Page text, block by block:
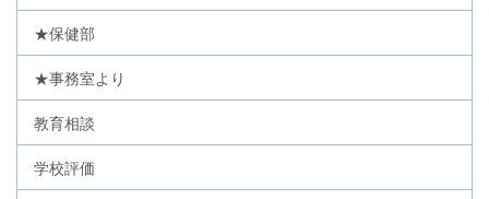
★保健部
★事務室より
教育相談
学校評価